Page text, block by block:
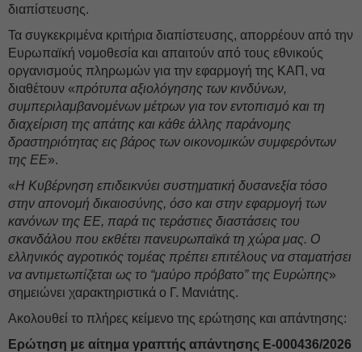
διαπίστευσης.
Τα συγκεκριμένα κριτήρια διαπίστευσης, απορρέουν από την
Ευρωπαϊκή νομοθεσία και απαιτούν από τους εθνικούς
οργανισμούς πληρωμών για την εφαρμογή της ΚΑΠ, να
διαθέτουν «πρότυπα αξιολόγησης των κινδύνων,
συμπεριλαμβανομένων μέτρων για τον εντοπισμό και τη
διαχείριση της απάτης και κάθε άλλης παράνομης
δραστηριότητας εις βάρος των οικονομικών συμφερόντων
της ΕΕ».
«Η Κυβέρνηση επιδεικνύει συστηματική δυσανεξία τόσο
στην απονομή δικαιοσύνης, όσο και στην εφαρμογή των
κανόνων της ΕΕ, παρά τις τεράστιες διαστάσεις του
σκανδάλου που εκθέτει πανευρωπαϊκά τη χώρα μας. Ο
ελληνικός αγροτικός τομέας πρέπει επιτέλους να σταματήσει
να αντιμετωπίζεται ως το “μαύρο πρόβατο” της Ευρώπης»
σημειώνει χαρακτηριστικά ο Γ. Μανιάτης.
Ακολουθεί το πλήρες κείμενο της ερώτησης και απάντησης:
Ερώτηση με αίτημα γραπτής απάντησης E-000436/2026